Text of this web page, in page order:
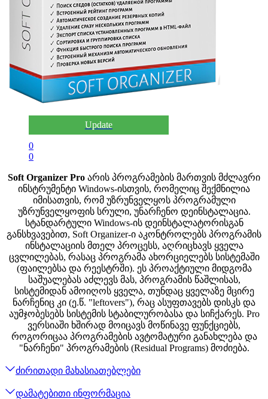
Update
0
0
Soft Organizer Pro არის პროგრამების მართვის მძლავრი
ინსტრუმენტი Windows-ისთვის, რომელიც შექმნილია
იმისათვის, რომ უზრუნველყოს პროგრამული
უზრუნველყოფის სრული, უნარჩენო დეინსტალაცია.
სტანდარტული Windows-ის დეინსტალატორისგან
განსხვავებით, Soft Organizer-ი აკონტროლებს პროგრამის
ინსტალაციის მთელ პროცესს, აღრიცხავს ყველა
ცვლილებას, რასაც პროგრამა ახორციელებს სისტემაში
(ფაილებსა და რეესტრში). ეს პროაქტიული მიდგომა
საშუალებას აძლევს მას, პროგრამის წაშლისას,
სისტემიდან ამოიღოს ყველა, თუნდაც ყველაზე მცირე
ნარჩენიც კი (ე.წ. "leftovers"), რაც ასუფთავებს დისკს და
აუმჯობესებს სისტემის სტაბილურობასა და სიჩქარეს. Pro
ვერსიაში ხშირად მოიცავს მოწინავე ფუნქციებს,
როგორიცაა პროგრამების ავტომატური განახლება და
"ნარჩენი" პროგრამების (Residual Programs) მოძიება.
ძირითადი მახასიათებლები
დამატებითი ინფორმაცია